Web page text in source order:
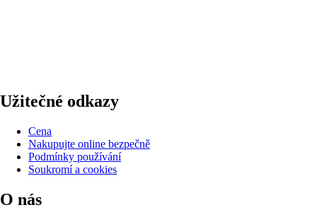
Užitečné odkazy
Cena
Nakupujte online bezpečně
Podmínky používání
Soukromí a cookies
O nás